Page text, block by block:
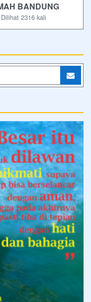
BANDUNG
2316 kali